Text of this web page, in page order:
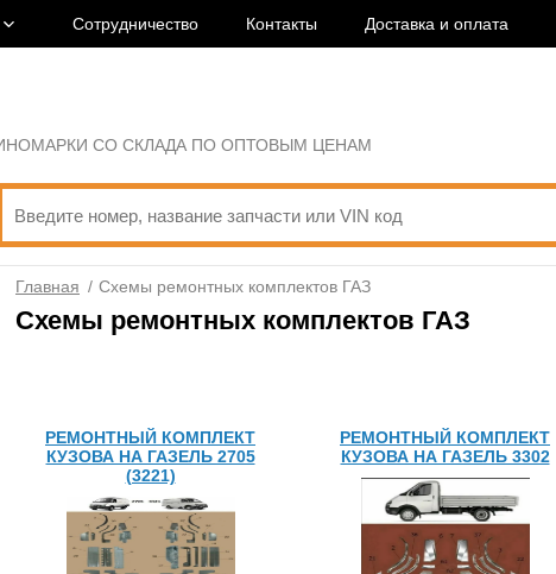
Сотрудничество Контакты Доставка и оплата
СО СКЛАДА ПО ОПТОВЫМ ЦЕНАМ
Главная / Схемы ремонтных комплектов ГАЗ
Схемы ремонтных комплектов ГАЗ
РЕМОНТНЫЙ КОМПЛЕКТ
КУЗОВА НА ГАЗЕЛЬ 2705
(3221)
РЕМОНТНЫЙ КОМПЛЕКТ
КУЗОВА НА ГАЗЕЛЬ 3302